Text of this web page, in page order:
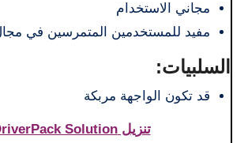
مجاني الاستخدام
مفيد للمستخدمين المتمرسين في مجال
السلبيات:
قد تكون الواجهة مربكة
تنزيل DriverPack Solution